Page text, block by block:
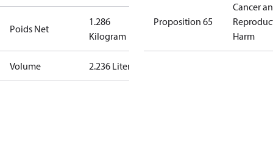
Poids Net
1.286
Kilogram
Volume 2.236 Liter
Proposition 65
Cancer
Harm